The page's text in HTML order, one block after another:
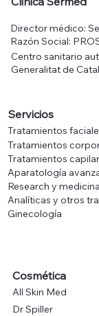
Director médico:
Razón Social:
Centro sanitario
Generalitat de
Servicios
Tratamientos
Tratamientos
Tratamientos
Aparatología
Research y
Analíticas y otros
Ginecología
Cosmética
All Skin Med
Dr Spiller